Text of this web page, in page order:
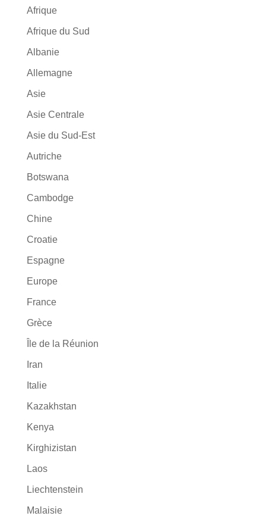
Afrique
Afrique du Sud
Albanie
Allemagne
Asie
Asie Centrale
Asie du Sud-Est
Autriche
Botswana
Cambodge
Chine
Croatie
Espagne
Europe
France
Grèce
Île de la Réunion
Iran
Italie
Kazakhstan
Kenya
Kirghizistan
Laos
Liechtenstein
Malaisie